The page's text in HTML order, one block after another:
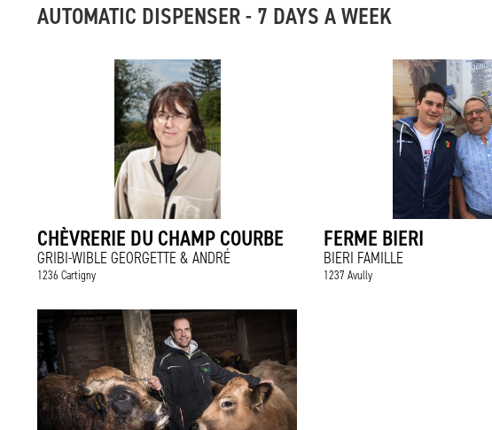
AUTOMATIC DISPENSER - 7 DAYS A WEEK
CHÈVRERIE DU CHAMP COURBE
GRIBI-WIBLE GEORGETTE & ANDRÉ
1236 Cartigny
FERME BIERI
BIERI FAMILLE
1237 Avully